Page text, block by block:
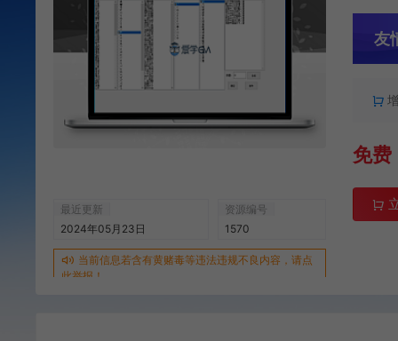
最近更新
2024年05月23日
资源编号
1570
当前信息若含有黄赌毒等违法违规不良内容，请点
此举报！
友
免费